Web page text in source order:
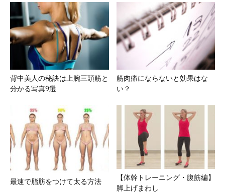
背中美人の秘訣は上腕三頭筋と
分かる写真9選
筋肉痛にならないと効果はな
い？
最速で脂肪をつけて太る方法
【体幹トレーニング・腹筋編】
脚上げまわし